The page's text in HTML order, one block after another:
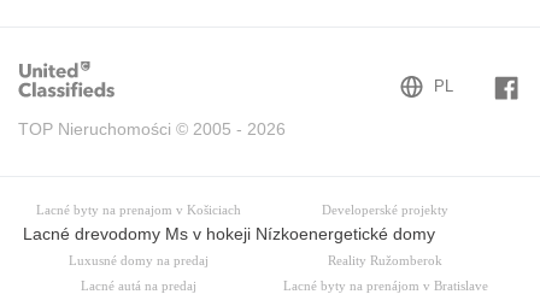
TOP Nieruchomości © 2005 - 2026
Lacné byty na prenajom v Košiciach Developerské projekty
Lacné drevodomy Ms v hokeji Nízkoenergetické domy
Luxusné domy na predaj
Reality Ružomberok
Lacné autá na predaj
Lacné byty na prenájom v Bratislave